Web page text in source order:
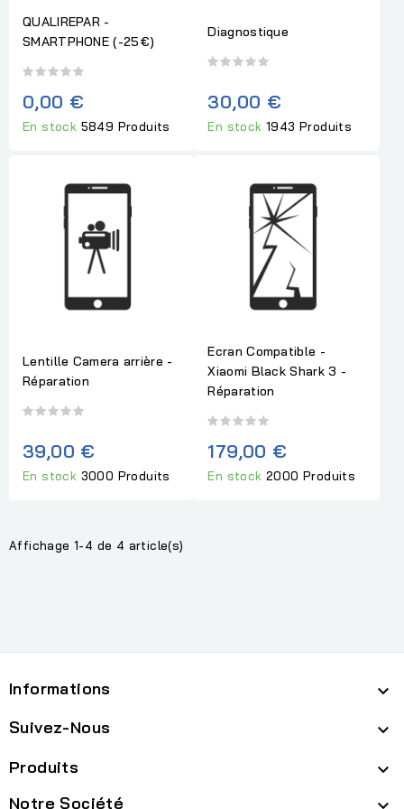
QUALIREPAR -
SMARTPHONE (-25€)
0,00 €
En stock 5849 Produits
Diagnostique
30,00 €
En stock1943 Produits
Lentille Camera arrière -
Réparation
39,00 €
En stock 3000 Produits
Ecran Compatible -
Xiaomi Black Shark 3 -
Réparation
179,00 €
En stock2000 Produits
Affichage 1-4 de 4 article(s)
Informations 
Suivez-Nous 
Produits 
Notre Société